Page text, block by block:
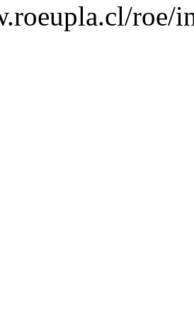
roe/